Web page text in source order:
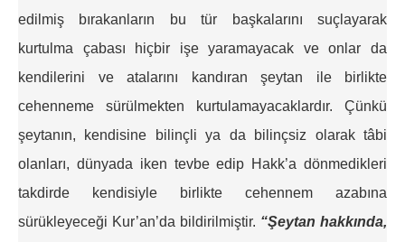
edilmiş bırakanların bu tür başkalarını suçlayarak
kurtulma çabası hiçbir işe yaramayacak ve onlar da
kendilerini ve atalarını kandıran şeytan ile birlikte
cehenneme sürülmekten kurtulamayacaklardır. Çünkü
şeytanın, kendisine bilinçli ya da bilinçsiz olarak tâbi
olanları, dünyada iken tevbe edip Hakk’a dönmedikleri
takdirde kendisiyle birlikte cehennem azabına
sürükleyeceği Kur’an’da bildirilmiştir. “Şeytan hakkında,